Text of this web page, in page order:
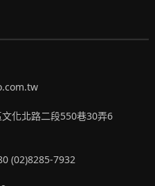
文化北路二段550巷30弄6
(02)8285-7932